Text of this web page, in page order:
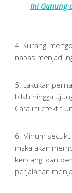
Ini Gunung
4. Kurangi
napas menjadi
5. Lakukan
lidah hingga
Cara ini efektif
6. Minum
maka akan
kencang, dan
perjalanan